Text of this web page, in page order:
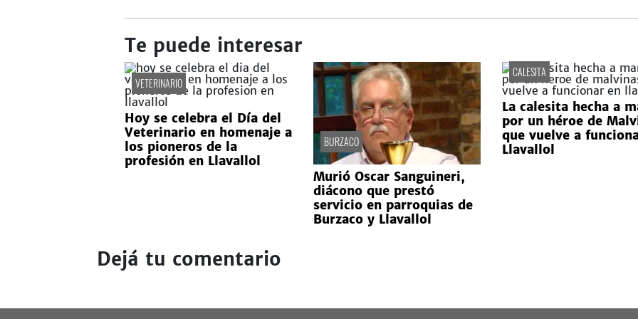
Te puede interesar
VETERINARIO
Hoy se celebra el Día del
Veterinario en homenaje a
los pioneros de la
profesión en Llavallol
BURZACO
Murió Oscar Sanguineri,
diácono que prestó
servicio en parroquias de
Burzaco y Llavallol
CALESITA
La calesita hecha a
por un héroe de
que vuelve a
Llavallol
Dejá tu comentario